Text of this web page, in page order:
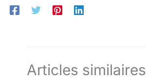
Articles similaires